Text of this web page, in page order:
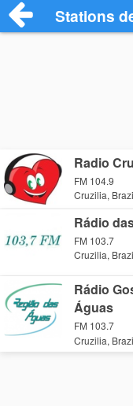
Stations
Radio
FM 104.9
Cruzilia,
Rádio
FM 103.7
Cruzilia,
Rádio
Águas
FM 103.7
Cruzilia,